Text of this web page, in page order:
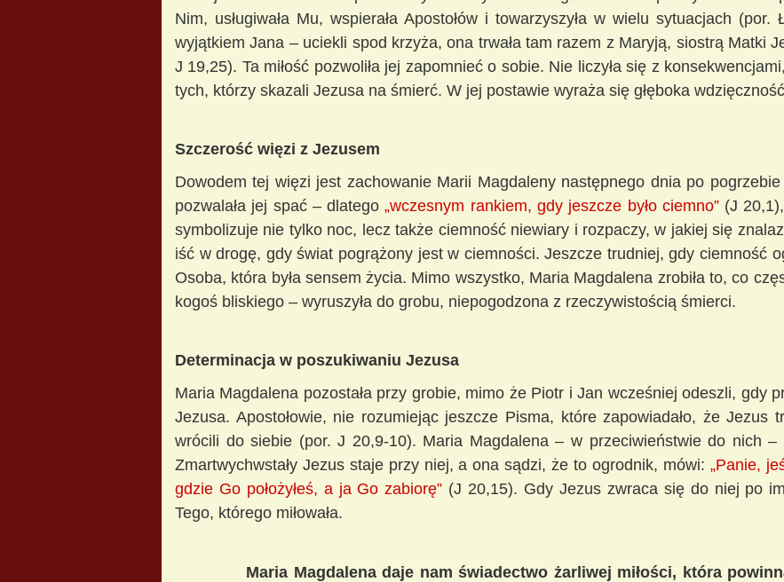
Nim, usługiwała Mu, wspierała Apostołów i towarzyszyła w wielu sytuacjach
wyjątkiem Jana – uciekli spod krzyża, ona trwała tam razem z Maryją, siostrą Matki
J 19,25). Ta miłość pozwoliła jej zapomnieć o sobie. Nie liczyła się z
tych, którzy skazali Jezusa na śmierć. W jej postawie wyraża się głęboka
Szczerość więzi z Jezusem
Dowodem tej więzi jest zachowanie Marii Magdaleny następnego dnia po
pozwalała jej spać – dlatego„wczesnym rankiem, gdy jeszcze było ciemno” (J
symbolizuje nie tylko noc, lecz także ciemność niewiary i rozpaczy, w jakiej się
iść w drogę, gdy świat pogrążony jest w ciemności. Jeszcze trudniej, gdy ciemność
Osoba, która była sensem życia. Mimo wszystko, Maria Magdalena zrobiła to, co
kogoś bliskiego – wyruszyła do grobu, niepogodzona z rzeczywistością śmierci.
Determinacja w poszukiwaniu Jezusa
Maria Magdalena pozostała przy grobie, mimo że Piotr i Jan wcześniej odeszli, gdy
Jezusa. Apostołowie, nie rozumiejąc jeszcze Pisma, które zapowiadało, że Jezus
wrócili do siebie (por. J 20,9-10). Maria Magdalena – w przeciwieństwie do nich
Zmartwychwstały Jezus staje przy niej, a ona sądzi, że to ogrodnik, mówi: „Panie,
gdzie Go położyłeś, a ja Go zabiorę” (J 20,15). Gdy Jezus zwraca się do niej po
Tego, którego miłowała.
Maria Magdalena daje nam świadectwo żarliwej miłości, która